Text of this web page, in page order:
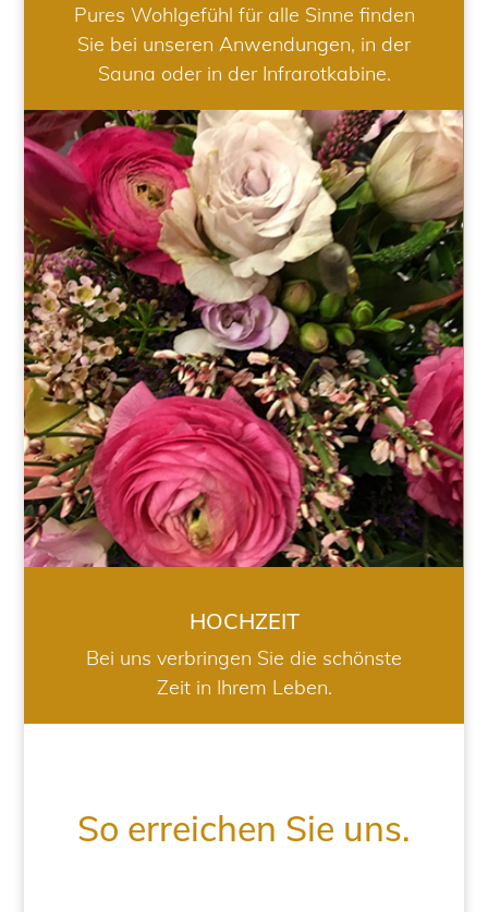
Pures Wohlgefühl für alle Sinne finden
Sie bei unseren Anwendungen, in der
Sauna oder in der Infrarotkabine.
HOCHZEIT
HOCHZEIT
Bei uns verbringen Sie die schönste
Zeit in Ihrem Leben.
So erreichen Sie uns.